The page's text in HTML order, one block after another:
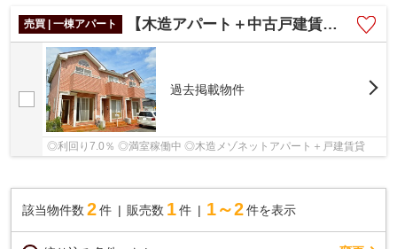
売買 | 一棟アパート 【木造アパート＋中古戸建賃貸】さいたま市岩槻区日の出町
過去掲載物件
◎利回り7.0％ ◎満室稼働中 ◎木造メゾネットアパート＋戸建賃貸
該当物件数 2件 販売数 1 件 1～2 件を表示